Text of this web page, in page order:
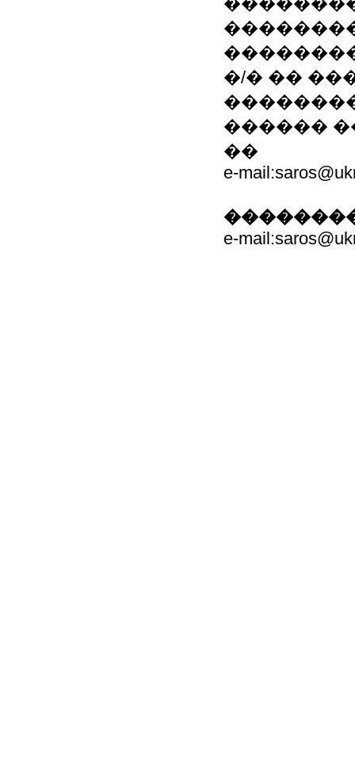
�/� ��
������
��
e-
e-